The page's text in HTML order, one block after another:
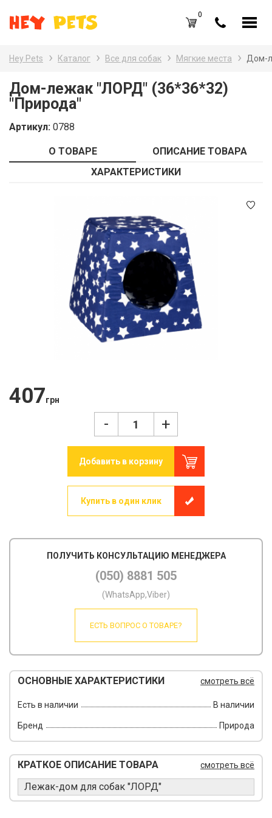
RU UA
Каталог товаров
Вход /Регистрация
Избранное (
Акции
Оплата и доставка
0
Hey Pets Каталог Все для собак Мягкие места Дом-
Дом-лежак "ЛОРД" (36*36*32)
"Природа"
Артикул: 0788
О ТОВАРЕ
ОПИСАНИЕ ТОВАРА
ХАРАКТЕРИСТИКИ
407грн
- +
Добавить в корзину
Купить в один клик
ПОЛУЧИТЬ КОНСУЛЬТАЦИЮ МЕНЕДЖЕРА
(050) 8881 505
(WhatsApp,Viber)
ЕСТЬ ВОПРОС О ТОВАРЕ?
ОСНОВНЫЕ ХАРАКТЕРИСТИКИ смотреть всё
Есть в наличии В наличии
Бренд Природа
КРАТКОЕ ОПИСАНИЕ ТОВАРА смотреть всё
Лежак-дом для собак "ЛОРД"